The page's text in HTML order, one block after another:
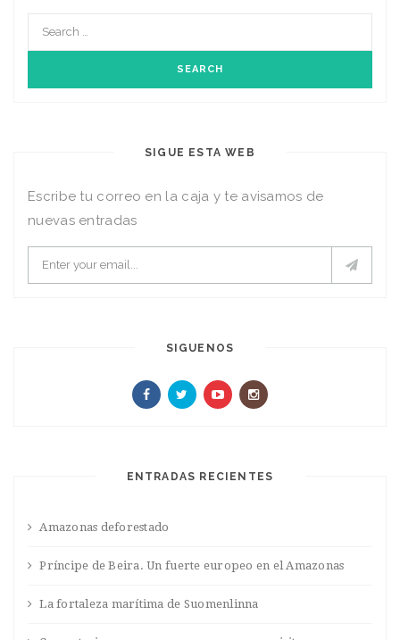
SIGUE ESTA WEB
Escribe tu correo en la caja y te avisamos de
nuevas entradas
SIGUENOS
ENTRADAS RECIENTES
Amazonas deforestado
Príncipe de Beira. Un fuerte europeo en el Amazonas
La fortaleza marítima de Suomenlinna